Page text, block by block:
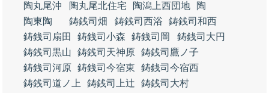
陶丸尾沖
陶丸尾北住宅 陶潟上西団地
陶
陶東陶
鋳銭司畑 鋳銭司西浴
鋳銭司和西
鋳銭司扇田
鋳銭司小森 鋳銭司岡
鋳銭司大円
鋳銭司黒山
鋳銭司天神原 鋳銭司鷹ノ子
鋳銭司河原 鋳銭司今宿東
鋳銭司今宿西
鋳銭司道ノ上
鋳銭司上辻
鋳銭司大村